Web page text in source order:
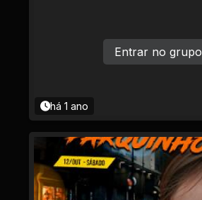
há 1 ano
Entrar no grupo